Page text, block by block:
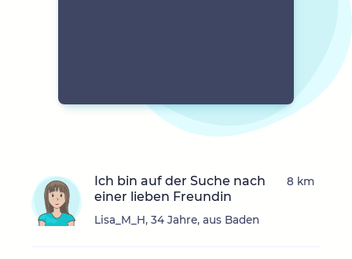
Ich bin auf der Suche nach
einer lieben Freundin
Lisa_M_H, 34 Jahre, aus Baden
8 km